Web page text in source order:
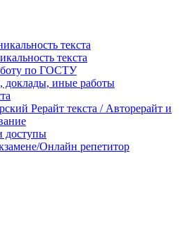
текста
текста
по ГОСТУ
доклады, иные работы
Рерайт текста / Авторерайт и
доступы
Онлайн репетитор